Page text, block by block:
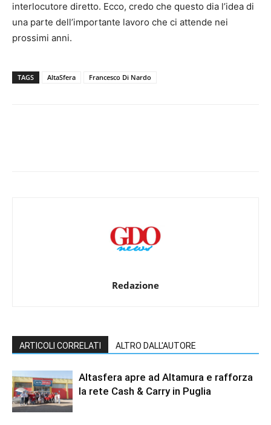
interlocutore diretto. Ecco, credo che questo dia l’idea di
una parte dell’importante lavoro che ci attende nei
prossimi anni.
TAGS AltaSfera Francesco Di Nardo
Redazione
ARTICOLI CORRELATI ALTRO DALL'AUTORE
Altasfera apre ad Altamura e rafforza
la rete Cash & Carry in Puglia